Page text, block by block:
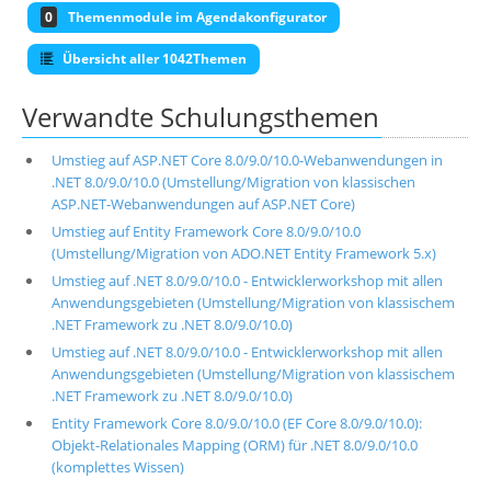
0 Themenmodule im Agendakonfigurator
Übersicht aller 1042Themen
Verwandte Schulungsthemen
Umstieg auf ASP.NET Core 8.0/9.0/10.0-Webanwendungen in
.NET 8.0/9.0/10.0 (Umstellung/Migration von klassischen
ASP.NET-Webanwendungen auf ASP.NET Core)
Umstieg auf Entity Framework Core 8.0/9.0/10.0
(Umstellung/Migration von ADO.NET Entity Framework 5.x)
Umstieg auf .NET 8.0/9.0/10.0 - Entwicklerworkshop mit allen
Anwendungsgebieten (Umstellung/Migration von klassischem
.NET Framework zu .NET 8.0/9.0/10.0)
Umstieg auf .NET 8.0/9.0/10.0 - Entwicklerworkshop mit allen
Anwendungsgebieten (Umstellung/Migration von klassischem
.NET Framework zu .NET 8.0/9.0/10.0)
Entity Framework Core 8.0/9.0/10.0 (EF Core 8.0/9.0/10.0):
Objekt-Relationales Mapping (ORM) für .NET 8.0/9.0/10.0
(komplettes Wissen)